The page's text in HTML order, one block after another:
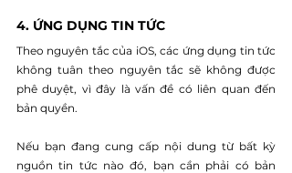
4. ỨNG DỤNG TIN TỨC
Theo nguyên tắc của iOS, các ứng dụng tin tức
không tuân theo nguyên tắc sẽ không được
phê duyệt, vì đây là vấn đề có liên quan đến
bản quyền.
Nếu bạn đang cung cấp nội dung từ bất kỳ
nguồn tin tức nào đó, bạn cần phải có bản